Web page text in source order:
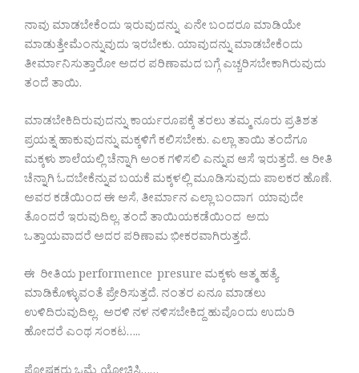
ನಾವು ಮಾಡಬೇಕೆಂದು ಇರುವುದನ್ನು ಏನೇ ಬಂದರೂ ಮಾಡಿಯೇ
ಮಾಡುತ್ತೇಮೆಂನ್ನುವುದು ಇರಬೇಕು. ಯಾವುದನ್ನು ಮಾಡಬೇಕೆಂದು
ತೀರ್ಮಾನಿಸುತ್ತಾರೋ ಅದರ ಪರಿಣಾಮದ ಬಗ್ಗೆ ಎಚ್ಚರಿಸಬೇಕಾಗಿರುವುದು
ತಂದೆ ತಾಯಿ.
ಮಾಡಬೇಕಿದಿರುವುದನ್ನು ಕಾರ್ಯರೂಪಕ್ಕೆ ತರಲು ತಮ್ಮ ನೂರು ಪ್ರತಿಶತ
ಪ್ರಯತ್ನ ಹಾಕುವುದನ್ನು ಮಕ್ಕಳಿಗೆ ಕಲಿಸಬೇಕು. ಎಲ್ಲಾ ತಾಯಿ ತಂದೆಗೂ
ಮಕ್ಕಳು ಶಾಲೆಯಲ್ಲಿ ಚೆನ್ನಾಗಿ ಅಂಕ ಗಳಿಸಲಿ ಎನ್ನುವ ಆಸೆ ಇರುತ್ತದೆ. ಆ ರೀತಿ
ಚೆನ್ನಾಗಿ ಓದಬೇಕೆನ್ನುವ ಬಯಕೆ ಮಕ್ಕಳಲ್ಲಿ ಮೂಡಿಸುವುದು ಪಾಲಕರ ಹೊಣೆ.
ಅವರ ಕಡೆಯಿಂದ ಈ ಅಸೆ, ತೀರ್ಮಾನ ಎಲ್ಲಾ ಬಂದಾಗ ಯಾವುದೇ
ತೊಂದರೆ ಇರುವುದಿಲ್ಲ. ತಂದೆ ತಾಯಿಯಕಡೆಯಿಂದ ಅದು
ಒತ್ತಾಯವಾದರೆ ಅದರ ಪರಿಣಾಮ ಭೀಕರವಾಗಿರುತ್ತದೆ.
ಈ ರೀತಿಯ performence presure ಮಕ್ಕಳು ಆತ್ಮ ಹತ್ಯೆ
ಮಾಡಿಕೊಳ್ಳುವಂತೆ ಪ್ರೇರಿಸುತ್ತದೆ. ನಂತರ ಏನೂ ಮಾಡಲು
ಉಳಿದಿರುವುದಿಲ್ಲ. ಅರಳಿ ನಳ ನಳಿಸಬೇಕಿದ್ದ ಹುವೊಂದು ಉದುರಿ
ಹೋದರೆ ಎಂಥ ಸಂಕಟ…..